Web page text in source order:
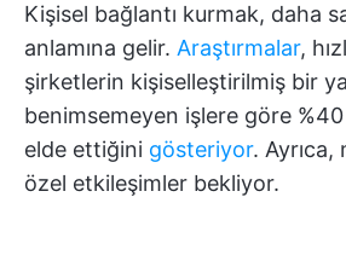
Kişisel bağlantı kurmak, daha
anlamına gelir. Araştırmalar,
şirketlerin kişiselleştirilmiş bir
benimsemeyen işlere göre
elde ettiğini gösteriyor. Ayrıca,
özel etkileşimler bekliyor.